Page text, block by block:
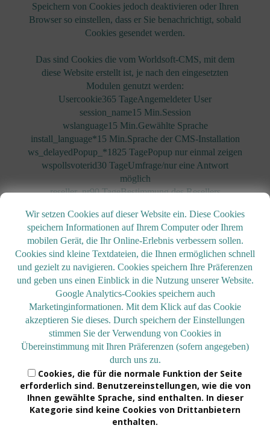
Speichern von Cookies jedoch deaktivieren oder Ihren
Browser so einstellen, dass er Sie benachrichtigt, sobald
Cookies gesendet werden.
Das sind Cookies die vom Worldsoft-CMS, mit dem
diese Website erstellt ist, je nach den eingesetzten
Modulen genutzt werden:
Usercookie365 TageAngemeldeter User
session_name15 Min.Session
wslanguage15 Min.Gewählte Sprache
install_language*15 Min.Sprache der CMS-Installation
ws_delayedPopup_*1825 TagePopup nur einmal zeigen
wspollsvoterid30 TageUmfrage/nur eine Antwort
möglich
reseller_nr90 TageBestimmung des Resellers
wsvote_*15 Min.Voting Modul Erstanbieter
4.
Minderjährigenschutz
Kinder und Personen unter 18 Jahren sollten ohne
Zustimmung der Eltern oder Erziehungsberechtigten
keine personenbezogenen Daten an uns übermitteln.
5. Links zu anderen
Websites
Wir setzen Cookies auf dieser Website ein. Diese Cookies
speichern Informationen auf Ihrem Computer oder Ihrem
mobilen Gerät, die Ihr Online-Erlebnis verbessern sollen.
Cookies sind kleine Textdateien, die Ihnen ermöglichen schnell
und gezielt zu navigieren. Cookies speichern Ihre Präferenzen
und geben uns einen Einblick in die Nutzung unserer Website.
Google Analytics-Cookies speichern auch
Marketinginformationen. Mit dem Klick auf das Cookie
akzeptieren Sie dieses. Durch speichern der Einstellungen
stimmen Sie der Verwendung von Cookies in
Übereinstimmung mit Ihren Präferenzen (sofern angegeben)
durch uns zu.
Cookies, die für die normale Funktion der Seite
erforderlich sind. Benutzereinstellungen, wie die von
Ihnen gewählte Sprache, sind enthalten. In dieser
Kategorie sind keine Cookies von Drittanbietern
enthalten.